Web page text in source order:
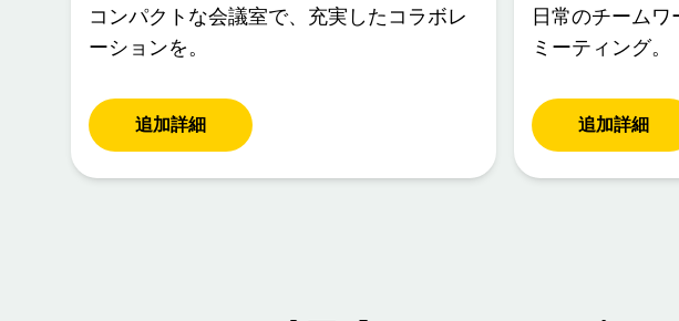
コンパクトな会議室で、充実したコラボレ
ーションを。
追加詳細
日常のチーム
ミーティング。
追加詳細